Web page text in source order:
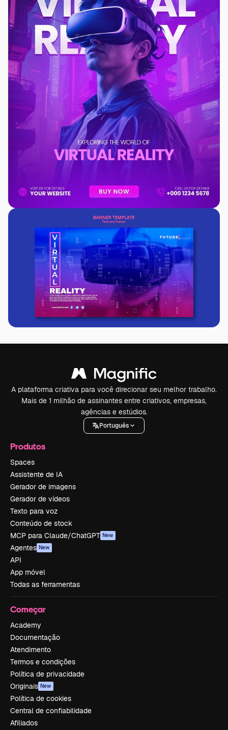
A plataforma criativa para você direcionar seu melhor trabalho.
Mais de 1 milhão de assinantes entre criativos, empresas,
agências e estúdios.
Português
Produtos
Spaces
Assistente de IA
Gerador de imagens
Gerador de vídeos
Texto para voz
Conteúdo de stock
MCP para Claude/ChatGPT New
Agentes New
API
App móvel
Todas as ferramentas
Começar
Academy
Documentação
Atendimento
Termos e condições
Política de privacidade
Originais New
Política de cookies
Central de confiabilidade
Afiliados